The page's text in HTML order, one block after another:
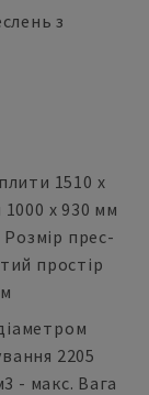
з
1510 x
x 930 мм
прес-
простір
2205
- макс. Вага